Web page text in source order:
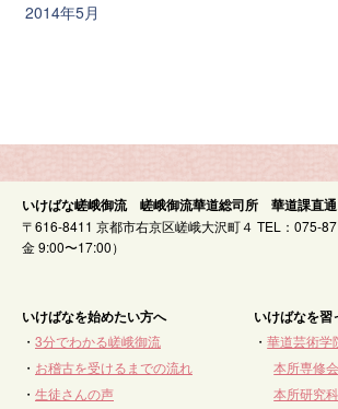
2014年5月
いけばな嵯峨御流 嵯峨御流華道総司所 華道課直通
〒616-8411 京都市右京区嵯峨大沢町４ TEL：075-
金 9:00〜17:00）
いけばなを始めたい方へ
・ 3分でわかる嵯峨御流
・ お稽古を受けるまでの流れ
・ 生徒さんの声
いけばなを習
・華道芸術学
本所専修会
本所研究科